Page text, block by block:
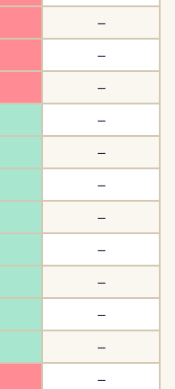
–
–
–
–
–
–
–
–
–
–
–
–